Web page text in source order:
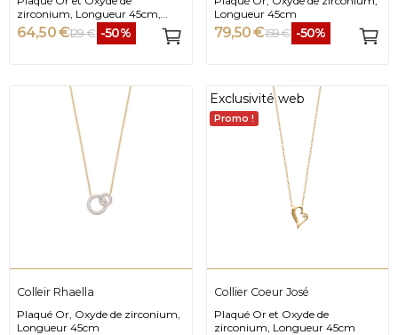
zirconium, Longueur 45cm,
6mm
64,50 €129 € -50%
Longueur 45cm
79,50 €159 € -50%
Colleir Rhaella
Plaqué Or, Oxyde de zirconium,
Longueur 45cm
Exclusivité web
Promo !
Collier Coeur José
Plaqué Or et Oxyde de
zirconium, Longueur 45cm